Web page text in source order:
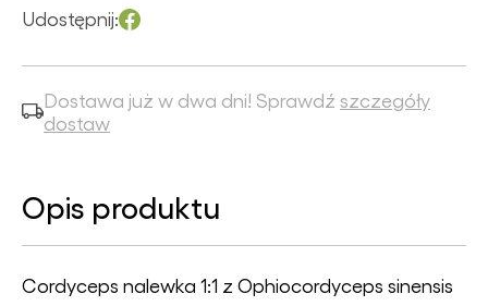
Udostępnij:
Dostawa już w dwa dni! Sprawdź szczegóły
dostaw
Opis produktu
Cordyceps nalewka 1:1 z Ophiocordyceps sinensis